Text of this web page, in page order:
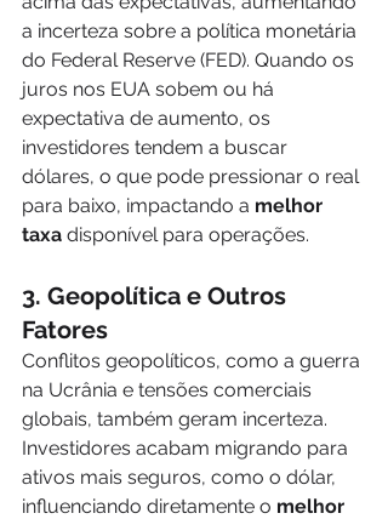
a incerteza sobre a política monetária
do Federal Reserve (FED). Quando os
juros nos EUA sobem ou há
expectativa de aumento, os
investidores tendem a buscar
dólares, o que pode pressionar o real
para baixo, impactando a melhor
taxa disponível para operações.
3. Geopolítica e Outros
Fatores
Conflitos geopolíticos, como a guerra
na Ucrânia e tensões comerciais
globais, também geram incerteza.
Investidores acabam migrando para
ativos mais seguros, como o dólar,
influenciando diretamente o melhor